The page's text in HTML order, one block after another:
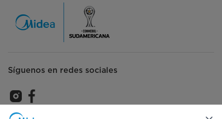
Síguenos en redes sociales
Suscríbase para recibir las últimas novedades y ofertas de